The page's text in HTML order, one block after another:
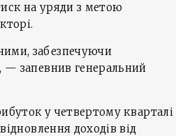
на уряди з метою
забезпечуючи
— запевнив генеральний
у четвертому кварталі
доходів від